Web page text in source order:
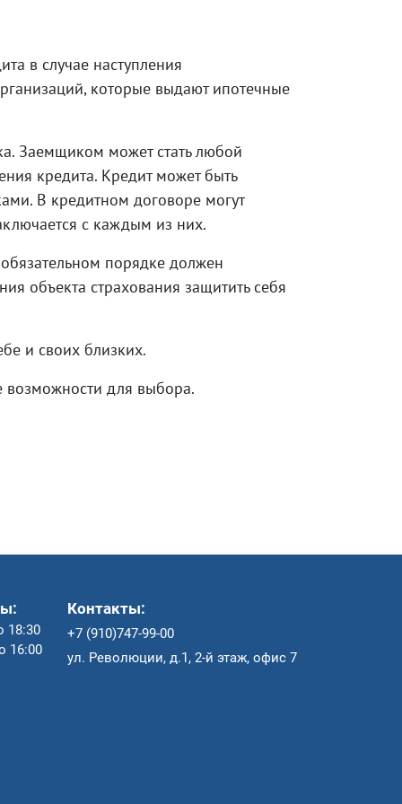
в случае наступления
которые выдают ипотечные
Заемщиком может стать любой
кредита. Кредит может быть
В кредитном договоре могут
с каждым из них.
порядке должен
объекта страхования защитить себя
и своих близких.
возможности для выбора.
18:30
16:00
Контакты:
+7 (910)747-99-00
ул. Революции, д.1, 2-й этаж, офис 7